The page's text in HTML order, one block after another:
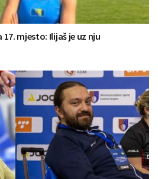
mjesto: Ilijaš je uz nju